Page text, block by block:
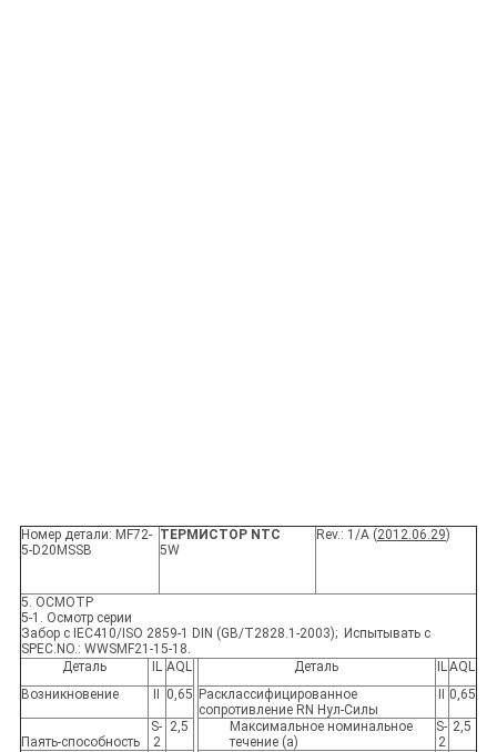
Номер детали: MF72-
5-D20MSSB
ТЕРМИСТОР NTC
5W
Rev.: 1/A (2012.06.29)
5. ОСМОТР
5-1. Осмотр серии
Забор с IEC410/ISO 2859-1 DIN (GB/T2828.1-2003); Испытывать с
SPEC.NO.: WWSMF21-15-18.
Деталь
IL AQL Деталь ILAQL
Возникновение
0,65 Расклассифицированное
сопротивление RN Нул-Силы
0,65
Паять-способность
S-
2
2,5
Максимальное номинальное
течение (a)
S-
2
2,5